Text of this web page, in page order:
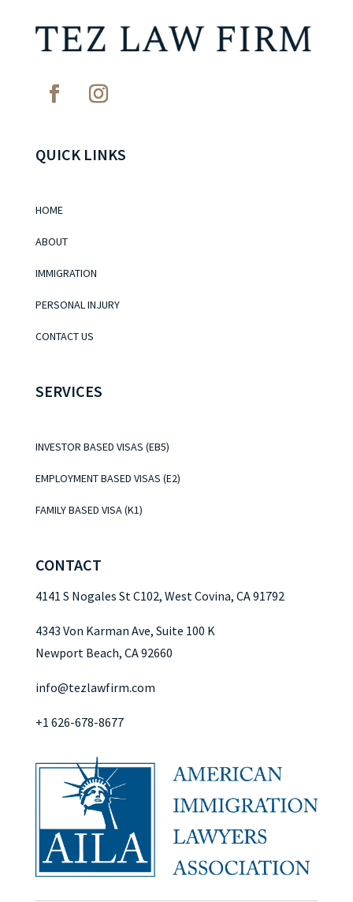
QUICK LINKS
HOME
ABOUT
IMMIGRATION
PERSONAL INJURY
CONTACT US
SERVICES
INVESTOR BASED VISAS (EB5)
EMPLOYMENT BASED VISAS (E2)
FAMILY BASED VISA (K1)
CONTACT
4141 S Nogales St C102, West Covina, CA 91792
4343 Von Karman Ave, Suite 100 K
Newport Beach, CA 92660
info@tezlawfirm.com
+1 626-678-8677